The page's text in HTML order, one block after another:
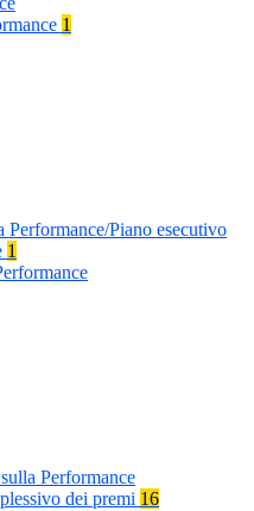
1
Performance/Piano esecutivo
1
Performance
dei premi 16